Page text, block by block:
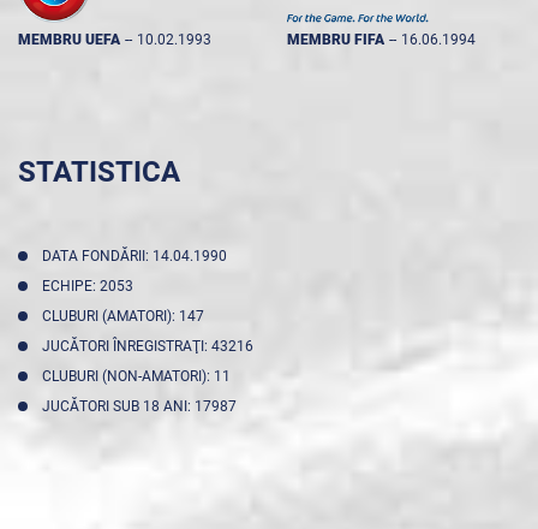
MEMBRU UEFA -- 10.02.1993 MEMBRU FIFA -- 16.06.1994
STATISTICA
DATA FONDĂRII: 14.04.1990
ECHIPE: 2053
CLUBURI (AMATORI): 147
JUCĂTORI ÎNREGISTRAŢI: 43216
CLUBURI (NON-AMATORI): 11
JUCĂTORI SUB 18 ANI: 17987